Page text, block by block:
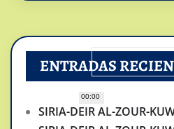
00:00
ENTRADAS
SIRIA-DEIR AL-ZOUR-